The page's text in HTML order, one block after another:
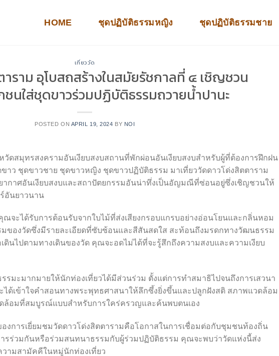
HOME ชุดปฏิบัติธรรมหญิง ชุดปฏิบัติธรรมชาย
เที่ยววัด
ราม อุโบสถสร้างในสมัยรัชกาลที่ ๔ เชิญชวน
นใส่ชุดขาวร่วมปฏิบัติธรรมถวายน้ำปานะ
POSTED ON APRIL 19, 2024 BY NOI
วัดสมุทรสงครามอันเงียบสงบสถานที่พักผ่อนอันเงียบสงบสำหรับผู้ที่ต้องการฝึกฝน
ว ชุดขาวชาย ชุดขาวหญิง ชุดขาวปฏิบัติธรรม มาเที่ยววัดดาวโด่งสิตตาราม
ากาศอันเงียบสงบและสถาปัตยกรรมอันน่าทึ่งเป็นอัญมณีที่ซ่อนอยู่ซึ่งเชิญชวนให้
อันยาวนาน
ณจะได้รับการต้อนรับจากใบไม้ที่ส่งเสียงกรอบแกรบอย่างอ่อนโยนและกลิ่นหอม
มของวัดซึ่งมีรายละเอียดที่ซับซ้อนและสีสันสดใส สะท้อนถึงมรดกทางวัฒนธรรม
ดินไปตามทางเดินของวัด คุณจะอดไม่ได้ที่จะรู้สึกถึงความสงบและความเงียบ
รมะมากมายให้นักท่องเที่ยวได้มีส่วนร่วม ตั้งแต่การทำสมาธิไปจนถึงการเสวนา
ด้เข้าใจคำสอนทางพระพุทธศาสนาให้ลึกซึ้งยิ่งขึ้นและปลูกฝังสติ สภาพแวดล้อม
ดล้อมที่สมบูรณ์แบบสำหรับการใคร่ครวญและค้นพบตนเอง
งการเยี่ยมชมวัดดาวโด่งสิตตารามคือโอกาสในการเชื่อมต่อกับชุมชนท้องถิ่น
รร่วมกันหรือร่วมสนทนาธรรมกับผู้ร่วมปฏิบัติธรรม คุณจะพบว่าวัดแห่งนี้ส่ง
วามสามัคคีในหมู่นักท่องเที่ยว